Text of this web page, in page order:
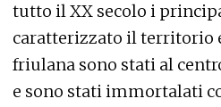
tutto il XX secolo i
caratterizzato il territorio
friulana sono stati al
e sono stati immortalati